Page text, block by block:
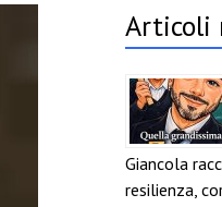
Articoli
Giancola
resilienza,